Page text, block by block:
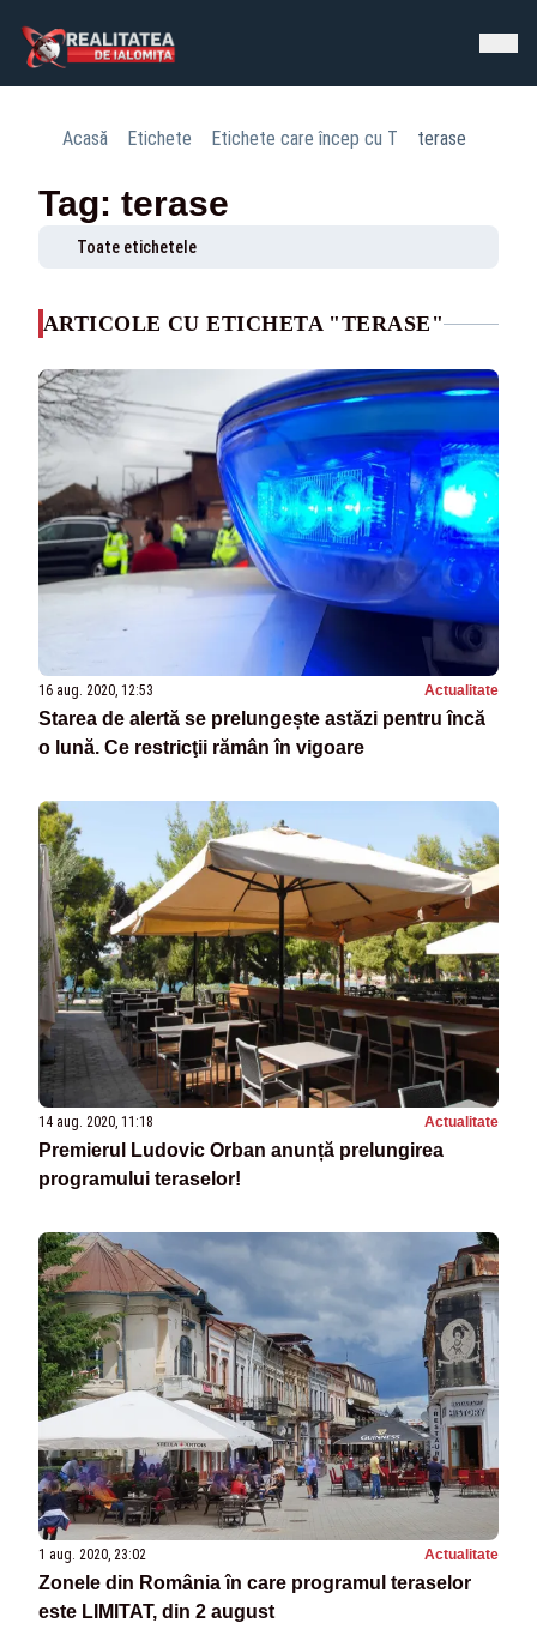
Acasă Etichete Etichete care încep cu T terase
Tag: terase
Toate etichetele
ARTICOLE CU ETICHETA "TERASE"
16 aug. 2020, 12:53 Actualitate
Starea de alertă se prelungește astăzi pentru încă
o lună. Ce restricţii rămân în vigoare
14 aug. 2020, 11:18 Actualitate
Premierul Ludovic Orban anunță prelungirea
programului teraselor!
1 aug. 2020, 23:02 Actualitate
Zonele din România în care programul teraselor
este LIMITAT, din 2 august